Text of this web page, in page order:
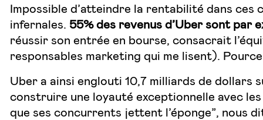
Impossible d’atteindre la rentabilité dans ces
infernales. 55% des revenus d’Uber sont
réussir son entrée en bourse, consacrait
responsables marketing qui me lisent).
Uber a ainsi englouti 10,7 milliards de dollars
construire une loyauté exceptionnelle avec
que ses concurrents jettent l’éponge”, nous